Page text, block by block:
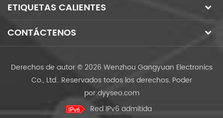
ETIQUETAS CALIENTES
CONTÁCTENOS
Derechos de autor © 2026 Wenzhou Gangyuan Electronics
Co., Ltd.. Reservados todos los derechos. Poder
por:dyyseo.com
Red IPv6 admitida